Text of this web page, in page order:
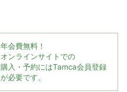
年会費無料！
オンラインサイトでの
購入・予約にはTamca会員登録
が必要です。